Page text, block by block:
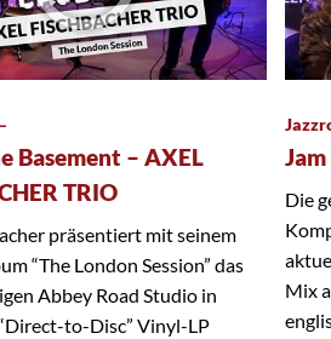
Basement – AXEL
TRIO
präsentiert mit seinem
“The London Session” das
Abbey Road Studio in
to-Disc” Vinyl-LP
Die
Mix